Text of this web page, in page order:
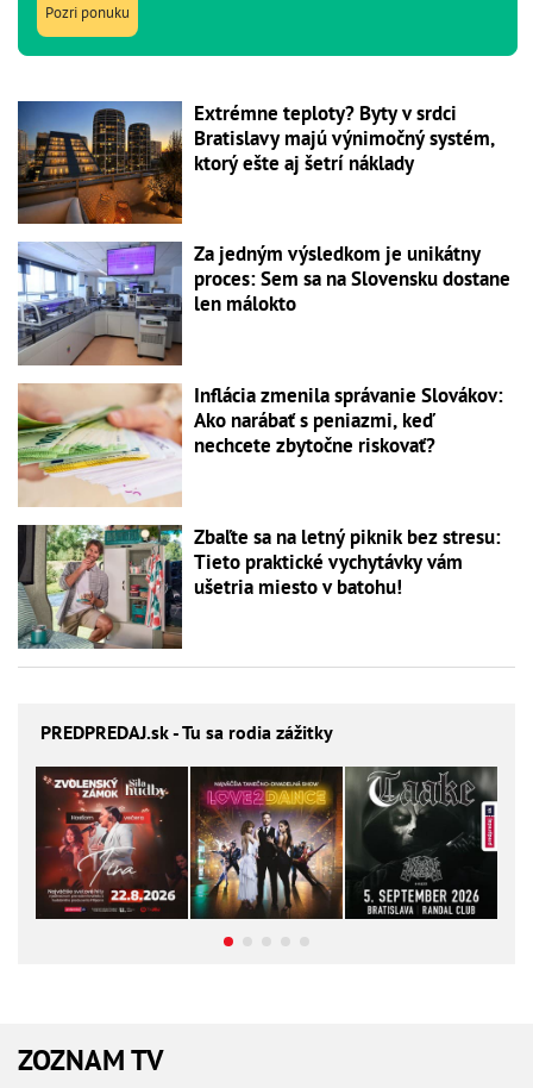
Pozri ponuku
Extrémne teploty? Byty v srdci
Bratislavy majú výnimočný systém,
ktorý ešte aj šetrí náklady
Za jedným výsledkom je unikátny
proces: Sem sa na Slovensku dostane
len málokto
Inflácia zmenila správanie Slovákov:
Ako narábať s peniazmi, keď
nechcete zbytočne riskovať?
Zbaľte sa na letný piknik bez stresu:
Tieto praktické vychytávky vám
ušetria miesto v batohu!
PREDPREDAJ.sk - Tu sa rodia zážitky
ZOZNAM TV